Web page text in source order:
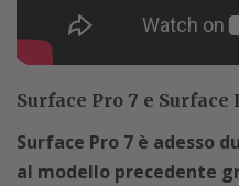
Surface Pro 7 e Surface
Surface Pro 7 è adesso
al modello precedente